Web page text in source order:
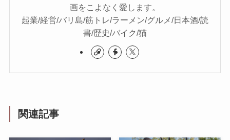
画をこよなく愛します。
起業/経営/バリ島/筋トレ/ラーメン/グルメ/日本酒/読
書/歴史/バイク/猫
関連記事